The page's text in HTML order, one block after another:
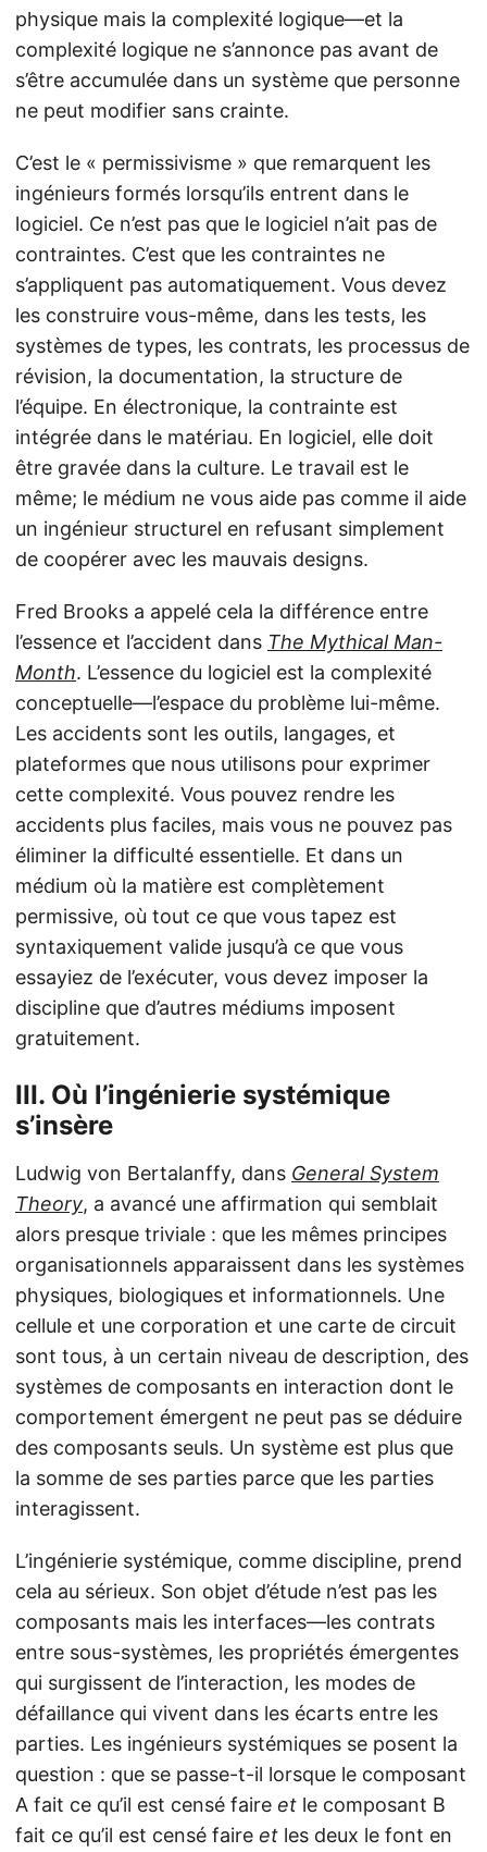
physique mais la complexité logique—et la
complexité logique ne s’annonce pas avant de
s’être accumulée dans un système que personne
ne peut modifier sans crainte.
C’est le « permissivisme » que remarquent les
ingénieurs formés lorsqu’ils entrent dans le
logiciel. Ce n’est pas que le logiciel n’ait pas de
contraintes. C’est que les contraintes ne
s’appliquent pas automatiquement. Vous devez
les construire vous-même, dans les tests, les
systèmes de types, les contrats, les processus de
révision, la documentation, la structure de
l’équipe. En électronique, la contrainte est
intégrée dans le matériau. En logiciel, elle doit
être gravée dans la culture. Le travail est le
même; le médium ne vous aide pas comme il aide
un ingénieur structurel en refusant simplement
de coopérer avec les mauvais designs.
Fred Brooks a appelé cela la différence entre
l’essence et l’accident dans The Mythical Man-
Month. L’essence du logiciel est la complexité
conceptuelle—l’espace du problème lui-même.
Les accidents sont les outils, langages, et
plateformes que nous utilisons pour exprimer
cette complexité. Vous pouvez rendre les
accidents plus faciles, mais vous ne pouvez pas
éliminer la difficulté essentielle. Et dans un
médium où la matière est complètement
permissive, où tout ce que vous tapez est
syntaxiquement valide jusqu’à ce que vous
essayiez de l’exécuter, vous devez imposer la
discipline que d’autres médiums imposent
gratuitement.
III. Où l’ingénierie systémique
s’insère
Ludwig von Bertalanffy, dans General System
Theory, a avancé une affirmation qui semblait
alors presque triviale : que les mêmes principes
organisationnels apparaissent dans les systèmes
physiques, biologiques et informationnels. Une
cellule et une corporation et une carte de circuit
sont tous, à un certain niveau de description, des
systèmes de composants en interaction dont le
comportement émergent ne peut pas se déduire
des composants seuls. Un système est plus que
la somme de ses parties parce que les parties
interagissent.
L’ingénierie systémique, comme discipline, prend
cela au sérieux. Son objet d’étude n’est pas les
composants mais les interfaces—les contrats
entre sous-systèmes, les propriétés émergentes
qui surgissent de l’interaction, les modes de
défaillance qui vivent dans les écarts entre les
parties. Les ingénieurs systémiques se posent la
question : que se passe-t-il lorsque le composant
A fait ce qu’il est censé faire et le composant B
fait ce qu’il est censé faire et les deux le font en